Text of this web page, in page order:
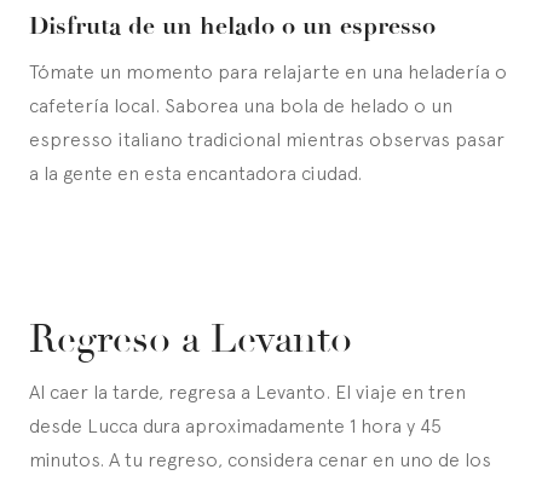
Disfruta de un helado o un espresso
Tómate un momento para relajarte en una heladería o
cafetería local. Saborea una bola de helado o un
espresso italiano tradicional mientras observas pasar
a la gente en esta encantadora ciudad.
Regreso a Levanto
Al caer la tarde, regresa a Levanto. El viaje en tren
desde Lucca dura aproximadamente 1 hora y 45
minutos. A tu regreso, considera cenar en uno de los